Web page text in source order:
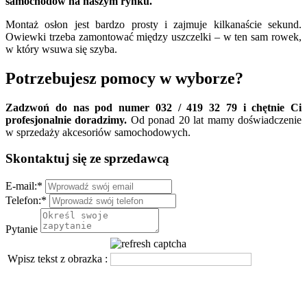
Montaż osłon jest bardzo prosty i zajmuje kilkanaście sekund.
Owiewki trzeba zamontować między uszczelki – w ten sam rowek,
w który wsuwa się szyba.
Potrzebujesz pomocy w wyborze?
Zadzwoń do nas pod numer 032 / 419 32 79 i chętnie Ci
profesjonalnie doradzimy. Od ponad 20 lat mamy doświadczenie
w sprzedaży akcesoriów samochodowych.
Skontaktuj się ze sprzedawcą
E-mail:*
Telefon:*
Pytanie
Wpisz tekst z obrazka :